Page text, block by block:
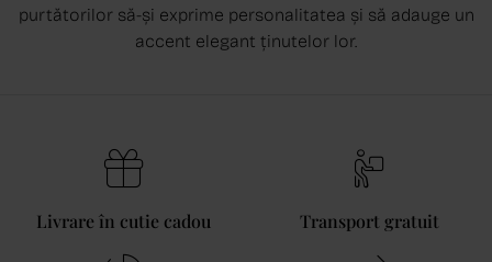
purtătorilor să-și exprime personalitatea și să adauge un
accent elegant ținutelor lor.
Livrare în cutie cadou Transport gratuit